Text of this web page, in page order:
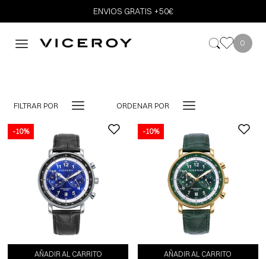
ENVIOS GRATIS +50€
0
FILTRAR POR ORDENAR POR
-10%
AÑADIR AL CARRITO AÑADIR AL CARRITO
-10%
AÑADIR AL CARRITO